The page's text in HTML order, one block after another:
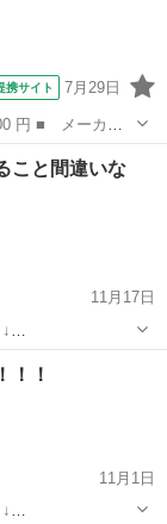
携サイト 7月29日
ド名： ２．０
ＥＲセキュリ
こと間違いな
11月17日
！！
11月1日